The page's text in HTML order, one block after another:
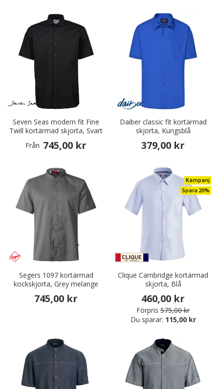
Seven Seas modern fit Fine
Twill kortärmad skjorta, Svart
Från 745,00 kr
Daiber classic fit kortärmad
skjorta, Kungsblå
379,00 kr
Segers 1097 kortärmad
kockskjorta, Grey melange
745,00 kr
Kampanj
Spara 20%
Clique Cambridge kortärmad
skjorta, Blå
460,00 kr
Förpris 575,00 kr
Du sparar: 115,00 kr